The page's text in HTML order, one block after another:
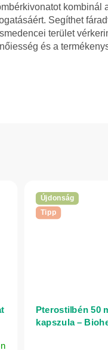
kombinál
Segíthet
terület
és a
Újdonság
Tipp
Pterostilbén 50
kapszula –